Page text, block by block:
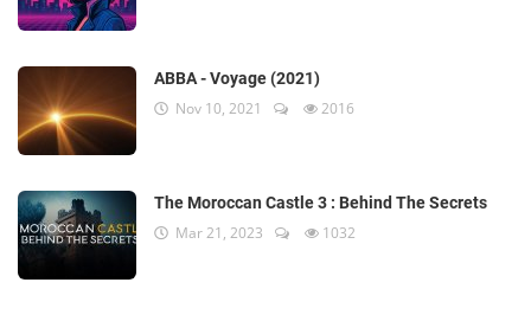
ABBA - Voyage (2021)
Nov 10, 2021 2016
The Moroccan Castle 3 : Behind The Secrets
Mar 21, 2023 1032